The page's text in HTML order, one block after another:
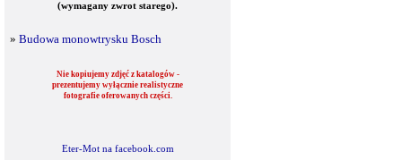
(wymagany zwrot starego).
» Budowa monowtrysku Bosch
Nie kopiujemy zdjęć z katalogów -
prezentujemy wyłącznie realistyczne
fotografie oferowanych części.
Eter-Mot na facebook.com